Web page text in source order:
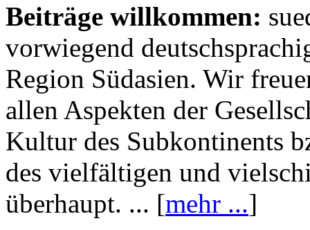
Beiträge willkommen:
vorwiegend
Region Südasien. Wir
allen Aspekten der
Kultur des Subkontinents
des vielfältigen und
überhaupt. ... [mehr ...]